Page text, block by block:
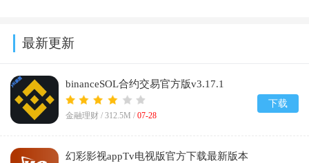
最新更新
binanceSOL合约交易官方版v3.17.1
金融理财 / 312.5M / 07-28
下载
幻彩影视appTv电视版官方下载最新版本